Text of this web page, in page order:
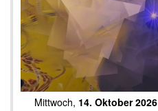
Mittwoch, 14. Oktober 2026